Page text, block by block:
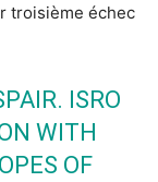
troisième échec
ISRO
WITH
OF